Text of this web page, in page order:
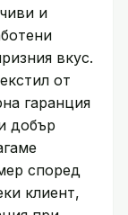
и
вкус.
от
гаранция
добър
според
клиент,